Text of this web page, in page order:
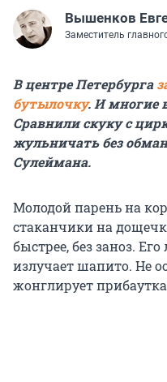
Вышенков
Заместитель
В центре Петербурга
бутылочку. И многие
Сравнили скуку с
жульничать без
Сулеймана.
Молодой парень на
стаканчики на
быстрее, без заноз.
излучает шапито. Не
жонглирует